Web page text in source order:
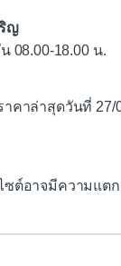
ญ
08.00-18.00 น.
คาล่าสุดวันที่ 27/
ซต์อาจมีความแต